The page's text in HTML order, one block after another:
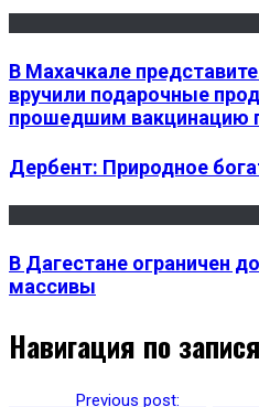
В Махачкале
вручили подарочные
прошедшим вакцинацию
Дербент: Природное
В Дагестане ограничен
массивы
Навигация по
Previous post: